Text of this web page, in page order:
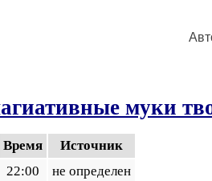
муки
Время
Источник
22:00
не определен